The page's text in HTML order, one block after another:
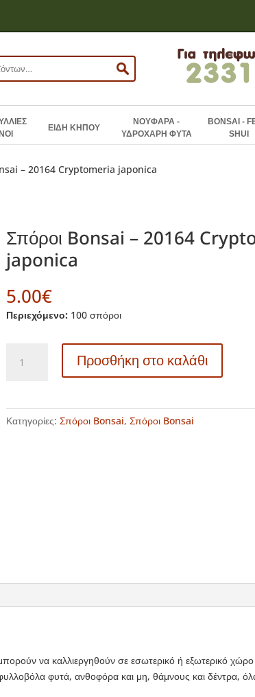
ΕΙΔΗ ΚΗΠΟΥ
ΝΟΥΦΑΡΑ -
ΥΔΡΟΧΑΡΗ ΦΥΤΑ
BONSAI -
SHUI
– 20164 Cryptomeria japonica
Σπόροι Bonsai – 20164
japonica
5.00€
Περιεχόμενο: 100 σπόροι
Bonsai
japonica
Προσθήκη στο καλάθι
Κατηγορίες:Σπόροι Bonsai,Σπόροι Bonsai
να καλλιεργηθούν σε εσωτερικό ή εξωτερικό χώρο
φυτά, ανθοφόρα και μη, θάμνους και δέντρα,